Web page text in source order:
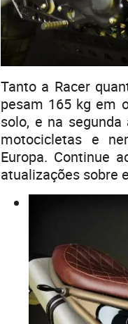
Tanto a Racer
pesam 165 kg em
solo, e na
motocicletas e
Europa. Continue
atualizações sobre